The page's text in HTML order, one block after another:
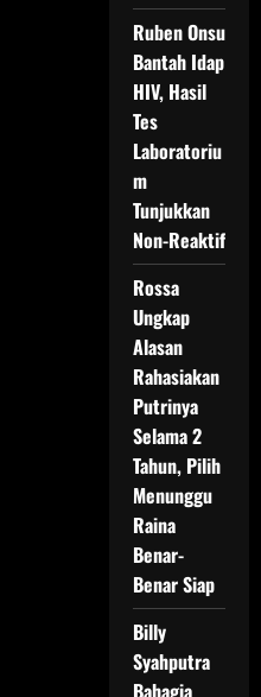
Ruben Onsu
Bantah Idap
HIV, Hasil
Tes
Laboratoriu
m
Tunjukkan
Non-Reaktif
Rossa
Ungkap
Alasan
Rahasiakan
Putrinya
Selama 2
Tahun, Pilih
Menunggu
Raina
Benar-
Benar Siap
Billy
Syahputra
Bahagia